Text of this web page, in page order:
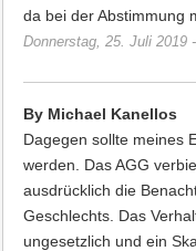
da bei der Abstimmung
Donnerstag, 25. Juli 2019
By Michael Kanellos
Dagegen sollte meines
werden. Das AGG
ausdrücklich die
Geschlechts. Das
ungesetzlich und ein